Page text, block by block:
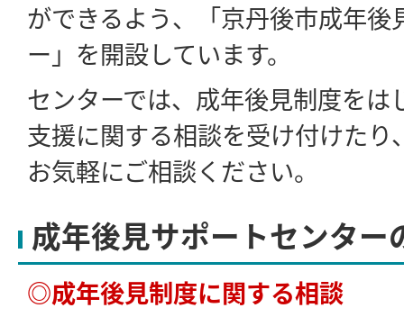
ができるよう、「京丹後市成年後
ー」を開設しています。
センターでは、成年後見制度をは
支援に関する相談を受け付けたり
お気軽にご相談ください。
成年後見サポートセンター
◎成年後見制度に関する相談